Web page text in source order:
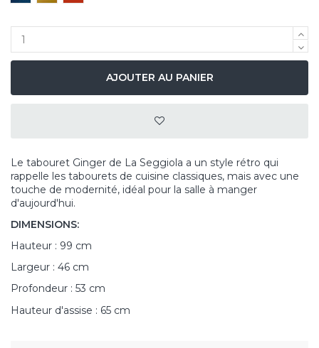
AJOUTER AU PANIER
Le tabouret Ginger de La Seggiola a un style rétro qui
rappelle les tabourets de cuisine classiques, mais avec une
touche de modernité, idéal pour la salle à manger
d'aujourd'hui.
DIMENSIONS:
Hauteur : 99 cm
Largeur : 46 cm
Profondeur : 53 cm
Hauteur d'assise : 65 cm